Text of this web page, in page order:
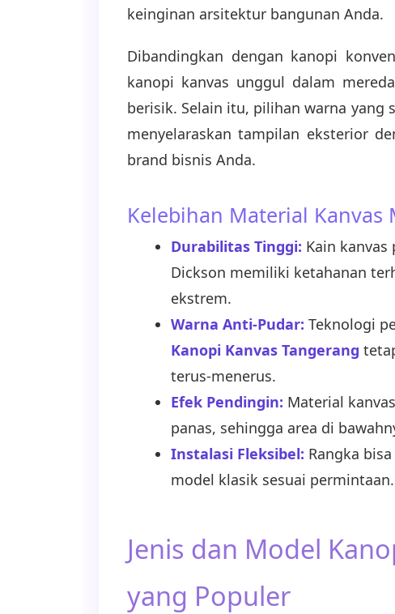
keinginan arsitektur bangunan Anda.
Dibandingkan dengan kanopi
kanopi kanvas unggul dalam
berisik. Selain itu, pilihan warna
menyelaraskan tampilan eksterior
brand bisnis Anda.
Kelebihan Material Kanvas
Durabilitas Tinggi: Kain
Dickson memiliki ketahanan
ekstrem.
Warna Anti-Pudar: Teknologi
Kanopi Kanvas Tangerang
terus-menerus.
Efek Pendingin: Material
panas, sehingga area di
Instalasi Fleksibel: Rangka
model klasik sesuai permintaan.
Jenis dan Model
yang Populer